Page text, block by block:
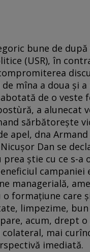
bune de
(USR), în
mîna a doua și
de o
a
sărbătorește
apel, dna
Dan se
prea știe cu ce s-
campaniei
managerială,
formațiune care
limpezime,
acum, drept
mai
imediată.